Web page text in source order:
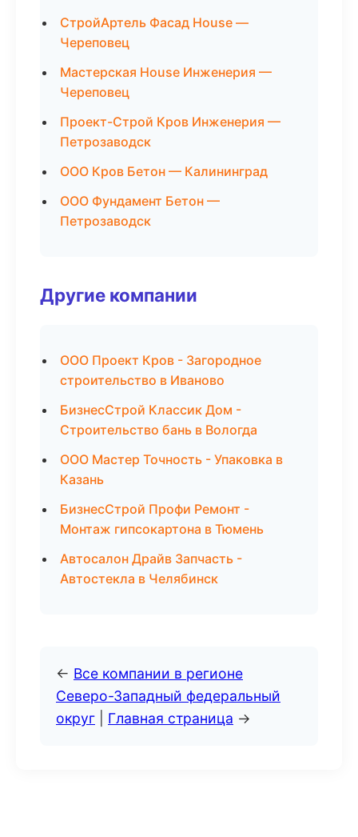
СтройАртель Фасад House —
Череповец
Мастерская House Инженерия —
Череповец
Проект-Строй Кров Инженерия —
Петрозаводск
ООО Кров Бетон — Калининград
ООО Фундамент Бетон —
Петрозаводск
Другие компании
ООО Проект Кров - Загородное
строительство в Иваново
БизнесСтрой Классик Дом -
Строительство бань в Вологда
ООО Мастер Точность - Упаковка в
Казань
БизнесСтрой Профи Ремонт -
Монтаж гипсокартона в Тюмень
Автосалон Драйв Запчасть -
Автостекла в Челябинск
← Все компании в регионе
Северо-Западный федеральный
округ
Главная страница →